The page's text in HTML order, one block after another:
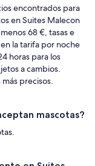
encontrados para
en Suites Malecon
68 €, tasas e
la tarifa por noche
horas para los
a cambios.
precisos.
mascotas?